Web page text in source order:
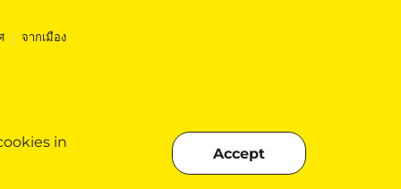
in
Accept
| จากเมือง